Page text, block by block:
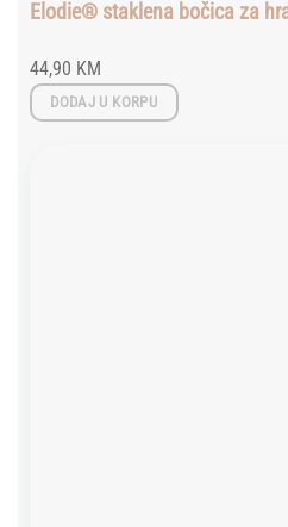
Elodie® staklena bočica za
44,90 KM
DODAJ U KORPU